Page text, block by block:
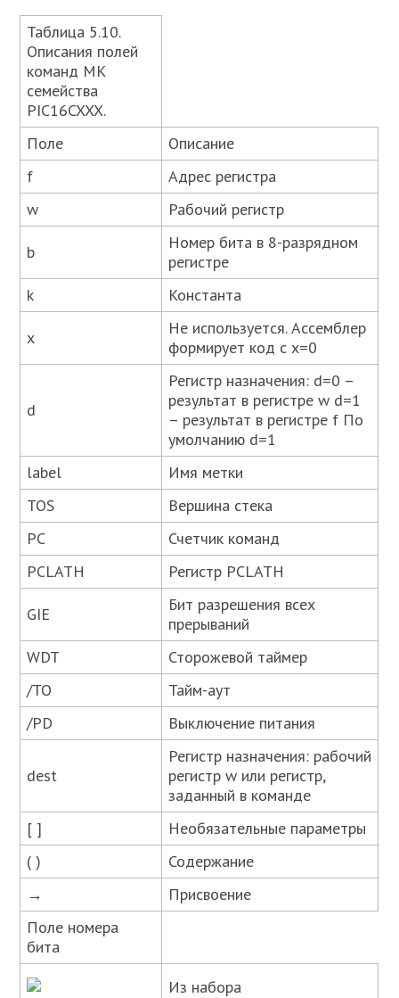
Таблица 5.10.
Описания полей
команд МК
семейства
PIC16CXXX.
Поле
Описание
f
Адрес регистра
w
Рабочий регистр
b
Номер бита в 8-разрядном
регистре
k
Константа
x
Не используется. Ассемблер
формирует код с x=0
d
Регистр назначения: d=0 –
результат в регистре w d=1
– результат в регистре f По
умолчанию d=1
label
Имя метки
TOS
Beршина стека
PC
Счетчик команд
PCLATH
Регистр PCLATH
GIE
Бит разрешения всех
прерываний
WDT
Сторожевой таймер
/TO
Тайм-аут
/PD
Выключение питания
dest
Регистр назначения: рабочий
регистр w или регистр,
заданный в команде
[ ]
Необязательные параметры
( )
Содержание
→
Присвоение
Поле номера
бита
Из набора